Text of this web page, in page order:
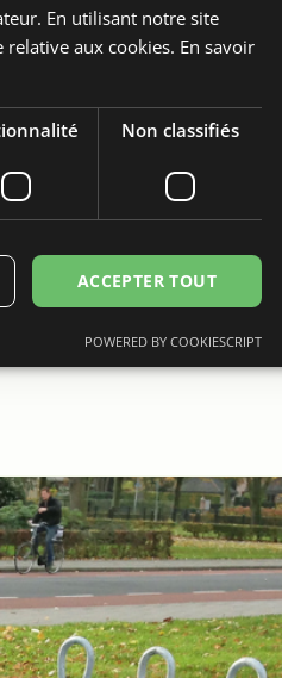
ENGLISH
GERMAN
En utilisant notre site
aux cookies. En savoir
Non classifiés
ACCEPTER TOUT
van gasten op te slaan voor
niet-essentiële doeleinden
om de toestemming van de
voor hun interactie met de site op
over de toestemming van de
tot verschillende privacybeleid en
POWERED BY COOKIESCRIPT